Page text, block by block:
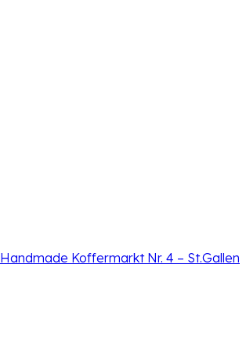
Handmade Koffermarkt Nr. 4 – St.Gallen